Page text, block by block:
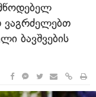
ვაგრძელებთ
ბავშვების